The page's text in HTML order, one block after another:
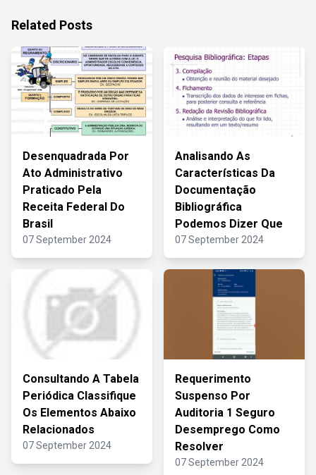
Related Posts
Desenquadrada Por
Ato Administrativo
Praticado Pela
Receita Federal Do
Brasil
07 September 2024
Analisando As
Características Da
Documentação
Bibliográfica
Podemos Dizer Que
07 September 2024
Consultando A Tabela
Periódica Classifique
Os Elementos Abaixo
Relacionados
07 September 2024
Requerimento
Suspenso Por
Auditoria 1 Seguro
Desemprego Como
Resolver
07 September 2024